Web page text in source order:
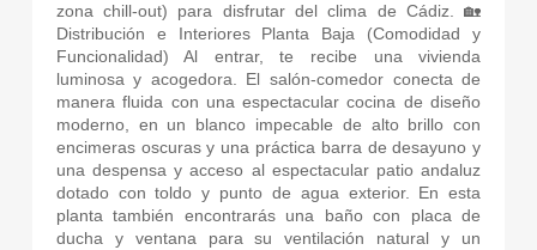
zona chill-out) para disfrutar del clima de Cádiz. 🏡
Distribución e Interiores Planta Baja (Comodidad y
Funcionalidad) Al entrar, te recibe una vivienda
luminosa y acogedora. El salón-comedor conecta de
manera fluida con una espectacular cocina de diseño
moderno, en un blanco impecable de alto brillo con
encimeras oscuras y una práctica barra de desayuno y
una despensa y acceso al espectacular patio andaluz
dotado con toldo y punto de agua exterior. En esta
planta también encontrarás una baño con placa de
ducha y ventana para su ventilación natural y un